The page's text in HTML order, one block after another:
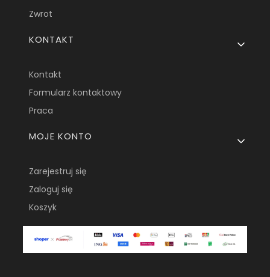
Zwrot
KONTAKT
Kontakt
Formularz kontaktowy
Praca
MOJE KONTO
Zarejestruj się
Zaloguj się
Koszyk